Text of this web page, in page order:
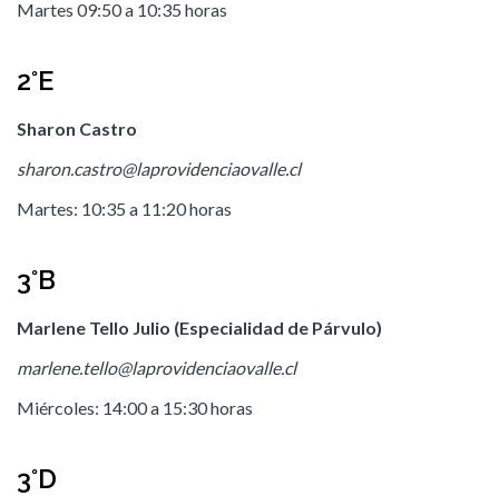
Martes 09:50 a 10:35 horas
2°E
Sharon Castro
sharon.castro@laprovidenciaovalle.cl
Martes: 10:35 a 11:20 horas
3°B
Marlene Tello Julio (Especialidad de Párvulo)
marlene.tello@laprovidenciaovalle.cl
Miércoles: 14:00 a 15:30 horas
3°D